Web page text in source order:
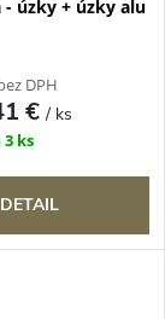
úzky + úzky alu
DPH
€/ ks
3 ks
DETAIL